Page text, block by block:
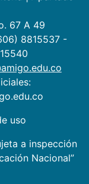
67 A 49
8815537 -
uso
a inspección
Nacional”